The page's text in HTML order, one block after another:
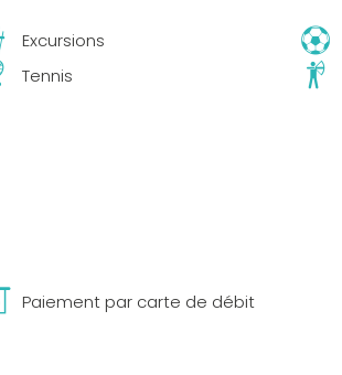
Excursions
Tennis
Paiement par carte de débit